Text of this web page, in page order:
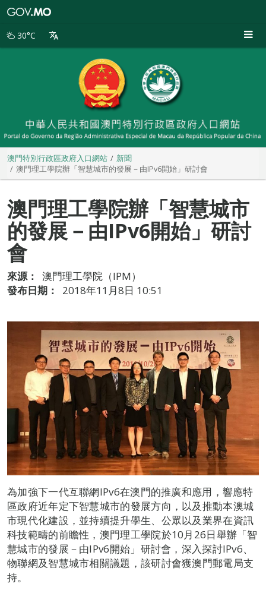
別
30°C
澳門特別行政區政府入口網站
新聞
澳門理工學院辦「智慧城市的發展－由IPv6開始」研討會
澳門理工學院辦「智慧城市
的發展－由IPv6開始」研討
會
來源：
澳門理工學院（IPM）
發布日期：
2018年11月8日 10:51
為加強下一代互聯網IPv6在澳門的推廣和應用，響應特
區政府近年定下智慧城市的發展方向，以及推動本澳城
市現代化建設，並持續提升學生、公眾以及業界在資訊
科技範疇的前瞻性，澳門理工學院於10月26日舉辦「智
慧城市的發展－由IPv6開始」研討會，深入探討IPv6、
物聯網及智慧城市相關議題，該研討會獲澳門郵電局支
持。